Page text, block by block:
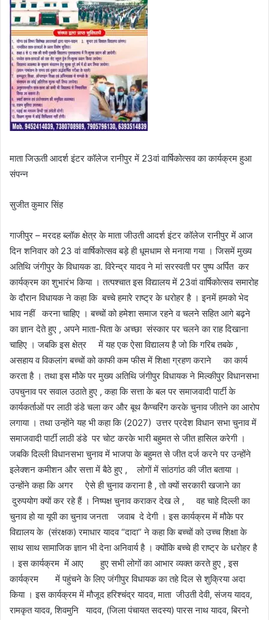
माता जिऊती आदर्श इंटर कॉलेज रानीपुर में 23वां वार्षिकोत्सव का कार्यक्रम हुआ
संपन्न
सुजीत कुमार सिंह
गाजीपुर – मरदह ब्लॉक क्षेत्र के माता जीउती आदर्श इंटर कॉलेज रानीपुर में आज
दिन शनिवार को 23 वां वार्षिकोत्सव बड़े ही धूमधाम से मनाया गया । जिसमें मुख्य
अतिथि जंगीपुर के विधायक डा. विरेन्द्र यादव ने मां सरस्वती पर पुष्प अर्पित कर
कार्यक्रम का शुभारंभ किया । तत्पश्चात इस विद्यालय में 23वां वार्षिकोत्सव समारोह
के दौरान विधायक ने कहा कि बच्चे हमारे राष्ट्र के धरोहर है । इनमें हमको भेद
भाव नहीं करना चाहिए । बच्चों को हमेशा समाज रहने व चलने सहित आगे बढ़ने
का ज्ञान देते हुए , अपने माता-पिता के अच्छा संस्कार पर चलने का राह दिखाना
चाहिए । जबकि इस क्षेत्र में यह एक ऐसा विद्यालय है जो कि गरिब तबके ,
असहाय व विकलांग बच्चों को काफी कम फीस में शिक्षा ग्रहण कराने का कार्य
करता है । तथा इस मौके पर मुख्य अतिथि जंगीपुर विधायक ने मिल्कीपुर विधानसभा
उपचुनाव पर सवाल उठाते हुए , कहा कि सत्ता के बल पर समाजवादी पार्टी के
कार्यकर्ताओं पर लाठी डंडे चला कर और बूथ कैप्चरिंग करके चुनाव जीतने का आरोप
लगाया । तथा उन्होंने यह भी कहा कि (2027) उत्तर प्रदेश विधान सभा चुनाव में
समाजवादी पार्टी लाठी डंडे पर चोट करके भारी बहुमत से जीत हासिल करेगी ।
जबकि दिल्ली विधानसभा चुनाव में भाजपा के बहुमत से जीत दर्ज करने पर उन्होंने
इलेक्शन कमीशन और सत्ता में बैठे हुए , लोगों में सांठगांठ की जीत बताया ।
उन्होंने कहा कि अगर ऐसे ही चुनाव कराना है , तो क्यों सरकारी खजाने का
दुरुपयोग क्यों कर रहे हैं । निष्पक्ष चुनाव कराकर देख ले , वह चाहे दिल्ली का
चुनाव हो या यूपी का चुनाव जनता जवाब दे देगी । इस कार्यक्रम में मौके पर
विद्यालय के (संरक्षक) रमाधार यादव “दादा” ने कहा कि बच्चों को उच्च शिक्षा के
साथ साथ सामाजिक ज्ञान भी देना अनिवार्य है । क्योंकि बच्चे ही राष्ट्र के धरोहर है
। इस कार्यक्रम में आए हुए सभी लोगों का आभार व्यक्त करते हुए , इस
कार्यक्रम में पहुंचने के लिए जंगीपुर विधायक का तहे दिल से शुक्रिया अदा
किया । इस कार्यक्रम में मौजूद हरिश्चंद्र यादव, माता जीउती देवी, संजय यादव,
रामकृत यादव, शिवमुनि यादव, (जिला पंचायत सदस्य) पारस नाथ यादव, बिरनो